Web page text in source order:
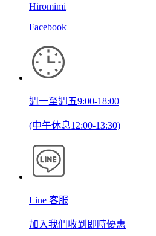
Hiromimi
Facebook
週一至週五9:00-18:00
(中午休息12:00-13:30)
Line 客服
加入我們收到即時優惠